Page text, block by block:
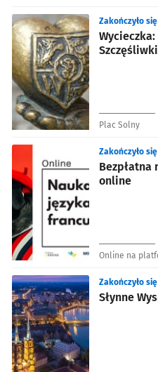
Zakończyło
Plac Solny
Bezpłatna
online
Zakończyło
Online na
Słynne
Zakończyło